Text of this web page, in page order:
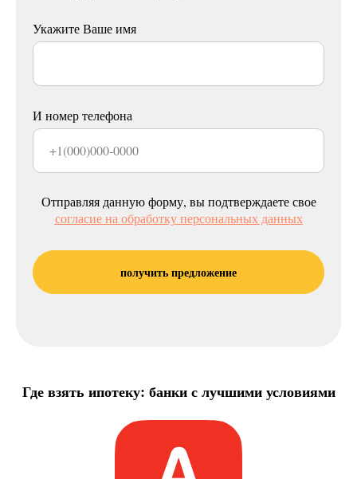
Укажите Ваше имя
И номер телефона
Отправляя данную форму, вы подтверждаете свое
согласие на обработку персональных данных
получить предложение
Где взять ипотеку: банки с лучшими условиями